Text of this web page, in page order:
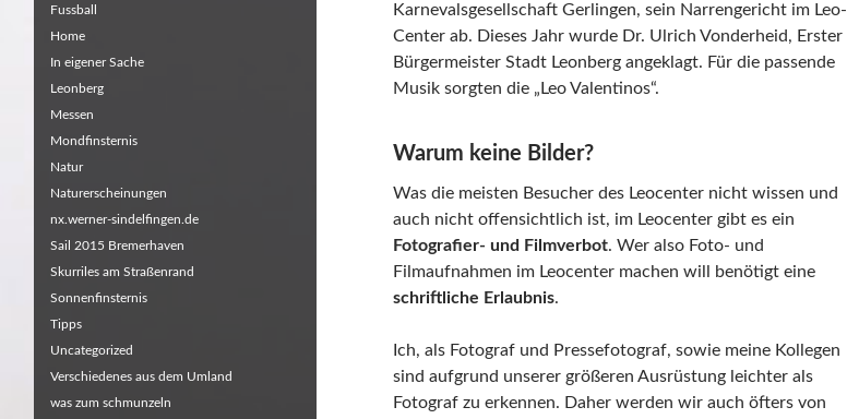
Karnevalsgesellschaft Gerlingen, sein Narrengericht im Leo-
Center ab. Dieses Jahr wurde Dr. Ulrich Vonderheid, Erster
Bürgermeister Stadt Leonberg angeklagt. Für die passende
Musik sorgten die „Leo Valentinos“.
Warum keine Bilder?
Was die meisten Besucher des Leocenter nicht wissen und
auch nicht offensichtlich ist, im Leocenter gibt es ein
Fotografier- und Filmverbot. Wer also Foto- und
Filmaufnahmen im Leocenter machen will benötigt eine
schriftliche Erlaubnis.
Ich, als Fotograf und Pressefotograf, sowie meine Kollegen
sind aufgrund unserer größeren Ausrüstung leichter als
Fotograf zu erkennen. Daher werden wir auch öfters von
Fussball
Home
In eigener Sache
Leonberg
Messen
Mondfinsternis
Natur
Naturerscheinungen
nx.werner-sindelfingen.de
Sail 2015 Bremerhaven
Skurriles am Straßenrand
Sonnenfinsternis
Tipps
Uncategorized
Verschiedenes aus dem Umland
was zum schmunzeln